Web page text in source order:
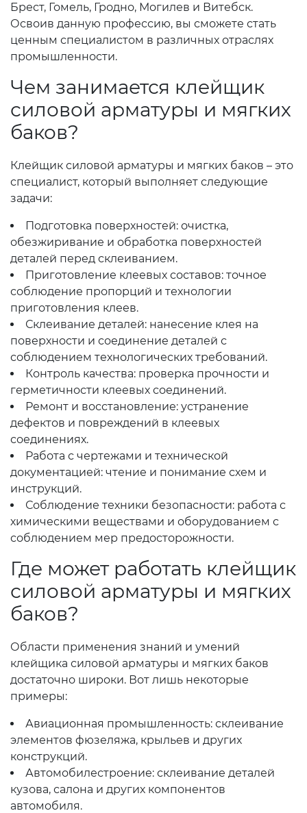
Брест, Гомель, Гродно, Могилев и Витебск.
Освоив данную профессию, вы сможете стать
ценным специалистом в различных отраслях
промышленности.
Чем занимается клейщик
силовой арматуры и мягких
баков?
Клейщик силовой арматуры и мягких баков – это
специалист, который выполняет следующие
задачи:
Подготовка поверхностей: очистка,
обезжиривание и обработка поверхностей
деталей перед склеиванием.
Приготовление клеевых составов: точное
соблюдение пропорций и технологии
приготовления клеев.
Склеивание деталей: нанесение клея на
поверхности и соединение деталей с
соблюдением технологических требований.
Контроль качества: проверка прочности и
герметичности клеевых соединений.
Ремонт и восстановление: устранение
дефектов и повреждений в клеевых
соединениях.
Работа с чертежами и технической
документацией: чтение и понимание схем и
инструкций.
Соблюдение техники безопасности: работа с
химическими веществами и оборудованием с
соблюдением мер предосторожности.
Где может работать клейщик
силовой арматуры и мягких
баков?
Области применения знаний и умений
клейщика силовой арматуры и мягких баков
достаточно широки. Вот лишь некоторые
примеры:
Авиационная промышленность: склеивание
элементов фюзеляжа, крыльев и других
конструкций.
Автомобилестроение: склеивание деталей
кузова, салона и других компонентов
автомобиля.